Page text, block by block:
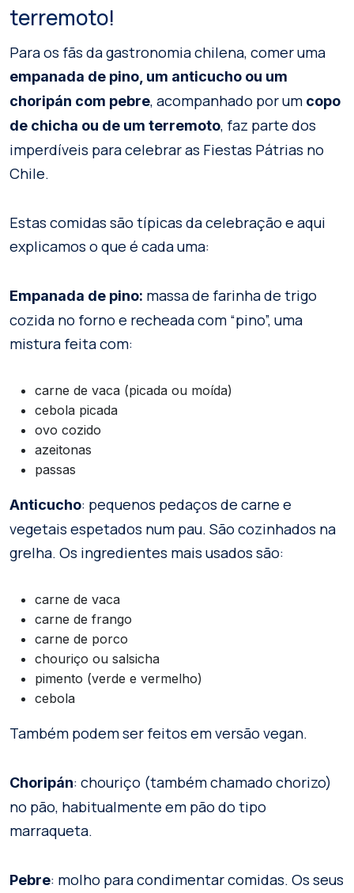
terremoto!
Para os fãs da gastronomia chilena, comer uma
empanada de pino, um anticucho ou um
choripán com pebre, acompanhado por um copo
de chicha ou de um terremoto, faz parte dos
imperdíveis para celebrar as Fiestas Pátrias no
Chile.
Estas comidas são típicas da celebração e aqui
explicamos o que é cada uma:
Empanada de pino: massa de farinha de trigo
cozida no forno e recheada com “pino”, uma
mistura feita com:
carne de vaca (picada ou moída)
cebola picada
ovo cozido
azeitonas
passas
Anticucho: pequenos pedaços de carne e
vegetais espetados num pau. São cozinhados na
grelha. Os ingredientes mais usados são:
carne de vaca
carne de frango
carne de porco
chouriço ou salsicha
pimento (verde e vermelho)
cebola
Também podem ser feitos em versão vegan.
Choripán: chouriço (também chamado chorizo)
no pão, habitualmente em pão do tipo
marraqueta.
Pebre: molho para condimentar comidas. Os seus